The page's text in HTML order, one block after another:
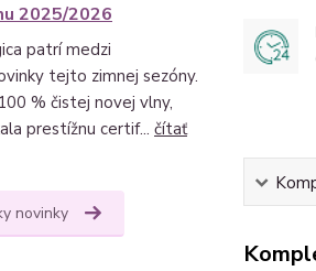
2025/2026
patrí medzi
tejto zimnej sezóny.
% čistej novej vlny,
prestížnu certif... čítať
novinky